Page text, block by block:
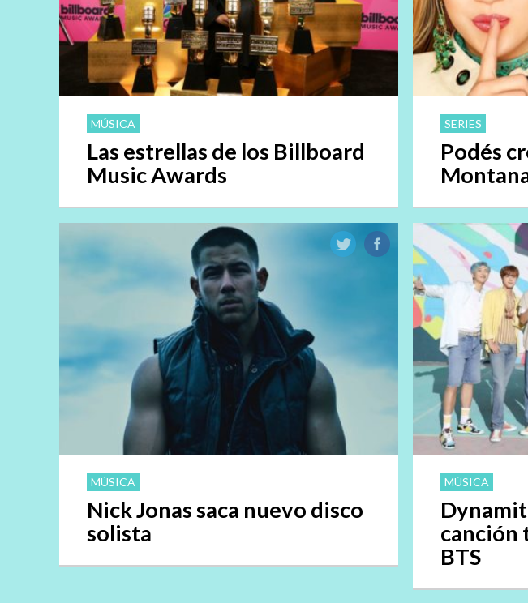
MÚSICA
Las estrellas de los Billboard
Music Awards
SERIES
Podés
MÚSICA
Nick Jonas saca nuevo disco
solista
MÚSICA
canción
BTS